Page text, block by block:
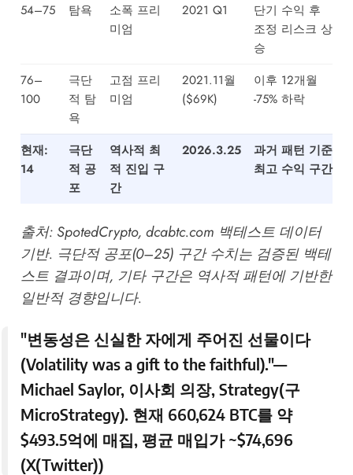
54–75
탐욕
소폭 프리
미엄
2021 Q1
단기 수익 후
조정 리스크 상
승
76–
100
극단
적 탐
욕
고점 프리
미엄
2021.11월
($69K)
이후 12개월
-75% 하락
현재:
14
극단
적 공
포
역사적 최
적 진입 구
간
2026.3.25
과거 패턴 기준
최고 수익 구간
출처: SpotedCrypto, dcabtc.com 백테스트 데이터
기반. 극단적 공포(0–25) 구간 수치는 검증된 백테
스트 결과이며, 기타 구간은 역사적 패턴에 기반한
일반적 경향입니다.
"변동성은 신실한 자에게 주어진 선물이다
(Volatility was a gift to the faithful)."—
Michael Saylor, 이사회 의장, Strategy(구
MicroStrategy). 현재 660,624 BTC를 약
$493.5억에 매집, 평균 매입가 ~$74,696
(X(Twitter))